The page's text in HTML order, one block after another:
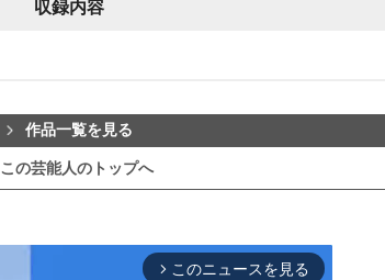
収録内容
作品一覧を見る
この芸能人のトップへ
arrow_forward_ios このニュースを見る